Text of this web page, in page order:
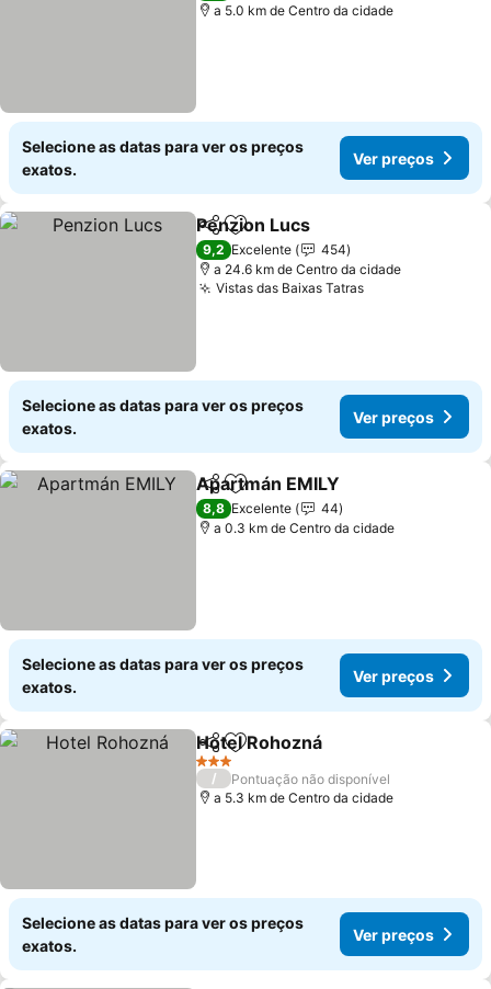
a 5.0 km de Centro da cidade
Selecione as datas para ver os preços
exatos.
Ver preços
PartilharAdicionar aos favoritos
Penzion Lucs
9,2 Excelente
454
a 24.6 km de Centro da cidade
Vistas das Baixas Tatras
Selecione as datas para ver os preços
exatos.
Ver preços
PartilharAdicionar aos favoritos
Apartmán EMILY
8,8 Excelente
44
a 0.3 km de Centro da cidade
Selecione as datas para ver os preços
exatos.
Ver preços
PartilharAdicionar aos favoritos
Hotel Rohozná
3 Estrelas
/
Pontuação não disponível
a 5.3 km de Centro da cidade
Selecione as datas para ver os preços
exatos.
Ver preços